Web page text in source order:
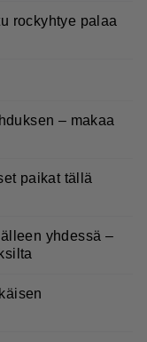
rockyhtye palaa
– makaa
paikat tällä
yhdessä –